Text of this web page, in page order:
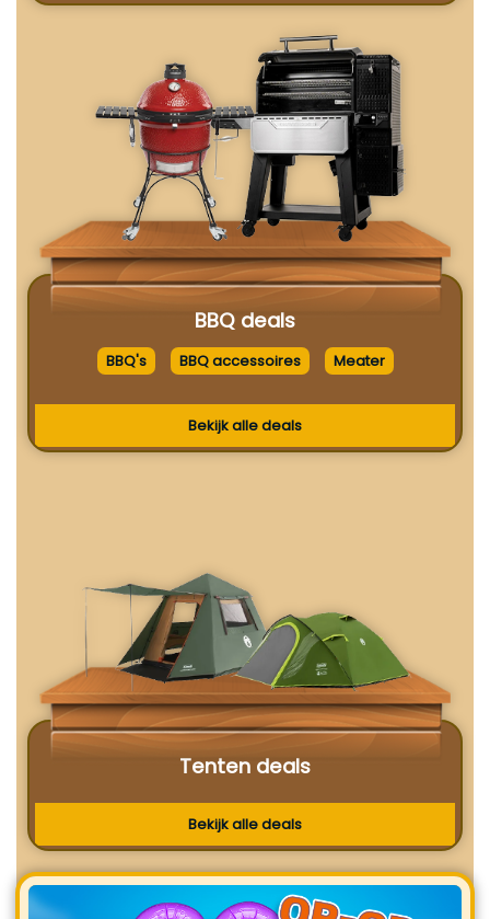
BBQ deals
BBQ's BBQ accessoires Meater
Bekijk alle deals
Tenten deals
Bekijk alle deals